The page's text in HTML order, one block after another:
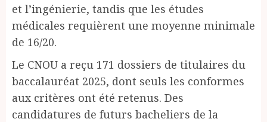
et l’ingénierie, tandis que les études
médicales requièrent une moyenne minimale
de 16/20.
Le CNOU a reçu 171 dossiers de titulaires du
baccalauréat 2025, dont seuls les conformes
aux critères ont été retenus. Des
candidatures de futurs bacheliers de la